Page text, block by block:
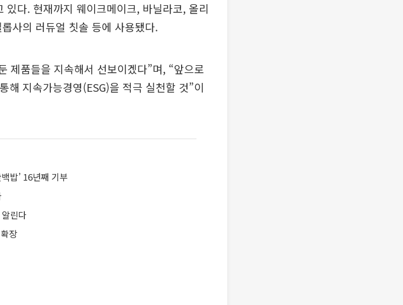
다. 현재까지 웨이크메이크, 바닐라코, 올리
사의 러듀얼 칫솔 등에 사용됐다.
제품들을 지속해서 선보이겠다”며, “앞으로
해 지속가능경영(ESG)을 적극 실천할 것”이
밥’ 16년째 기부
린다
장